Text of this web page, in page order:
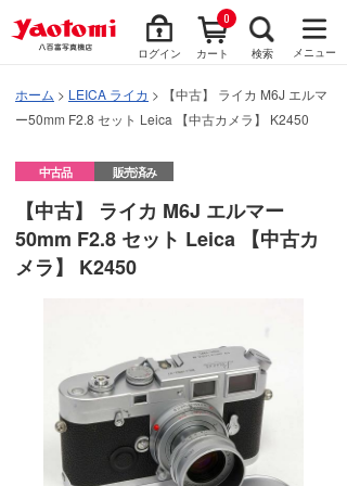
ログイン カート
0
検索 メニュー
ホーム > LEICA ライカ > 【中古】 ライカ M6J エルマ
ー50mm F2.8 セット Leica 【中古カメラ】 K2450
中古品 販売済み
【中古】 ライカ M6J エルマー
50mm F2.8 セット Leica 【中古カ
メラ】 K2450